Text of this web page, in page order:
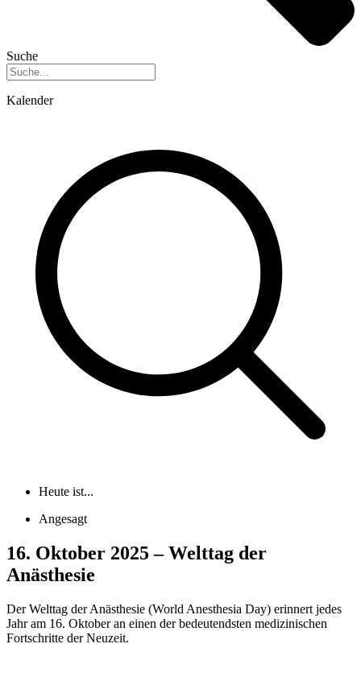
Suche
Kalender
Heute ist...
Angesagt
16. Oktober 2025 – Welttag der
Anästhesie
Der Welttag der Anästhesie (World Anesthesia Day) erinnert jedes
Jahr am 16. Oktober an einen der bedeutendsten medizinischen
Fortschritte der Neuzeit.